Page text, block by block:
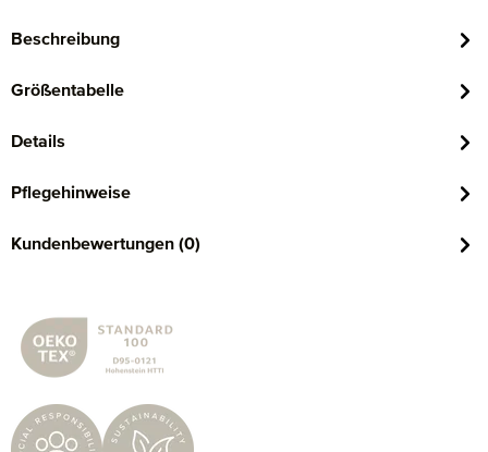
Beschreibung
Größentabelle
Details
Pflegehinweise
Kundenbewertungen (0)